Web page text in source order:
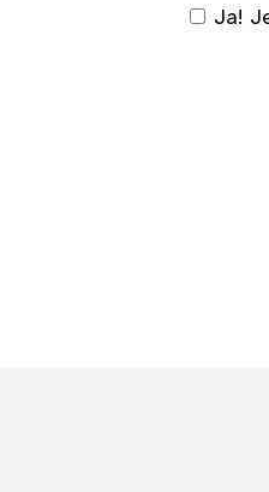
Ja!